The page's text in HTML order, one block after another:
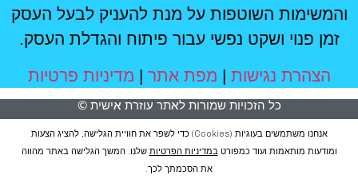
והמשימות השוטפות על מנת להעניק לבעל העסק
זמן פנוי ושקט נפשי עבור פיתוח והגדלת העסק.
הצהרת נגישות | מפת אתר | מדיניות פרטיות
כל הזכויות שמורות לאתר עוזרת אישית ©
אנחנו משתמשים בעוגיות (cookies) כדי לשפר את חוויית הגלישה, להציג הצעות
ומודעות מותאמות ועוד כמפורטבמדיניות הפרטיות שלנו. המשך הגלישה באתר מהווה
את הסכמתך לכך.